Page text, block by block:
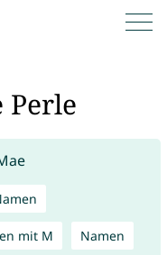
Perle
mit M Namen